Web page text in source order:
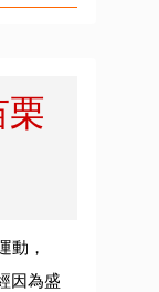
栗
動，
因為盛